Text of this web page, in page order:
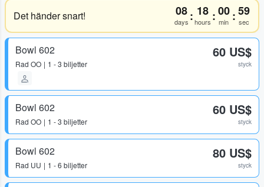
Det händer snart! 08
days : 18
hours :00
min :59
sec
Bowl 602
Rad OO 1 - 3 biljetter
60 US$
styck
Bowl 602
Rad OO 1 - 3 biljetter
60 US$
styck
Bowl 602
Rad UU 1 - 6 biljetter
80 US$
styck